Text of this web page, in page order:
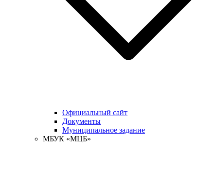
Официальный сайт
Документы
Муниципальное задание
МБУК «МЦБ»